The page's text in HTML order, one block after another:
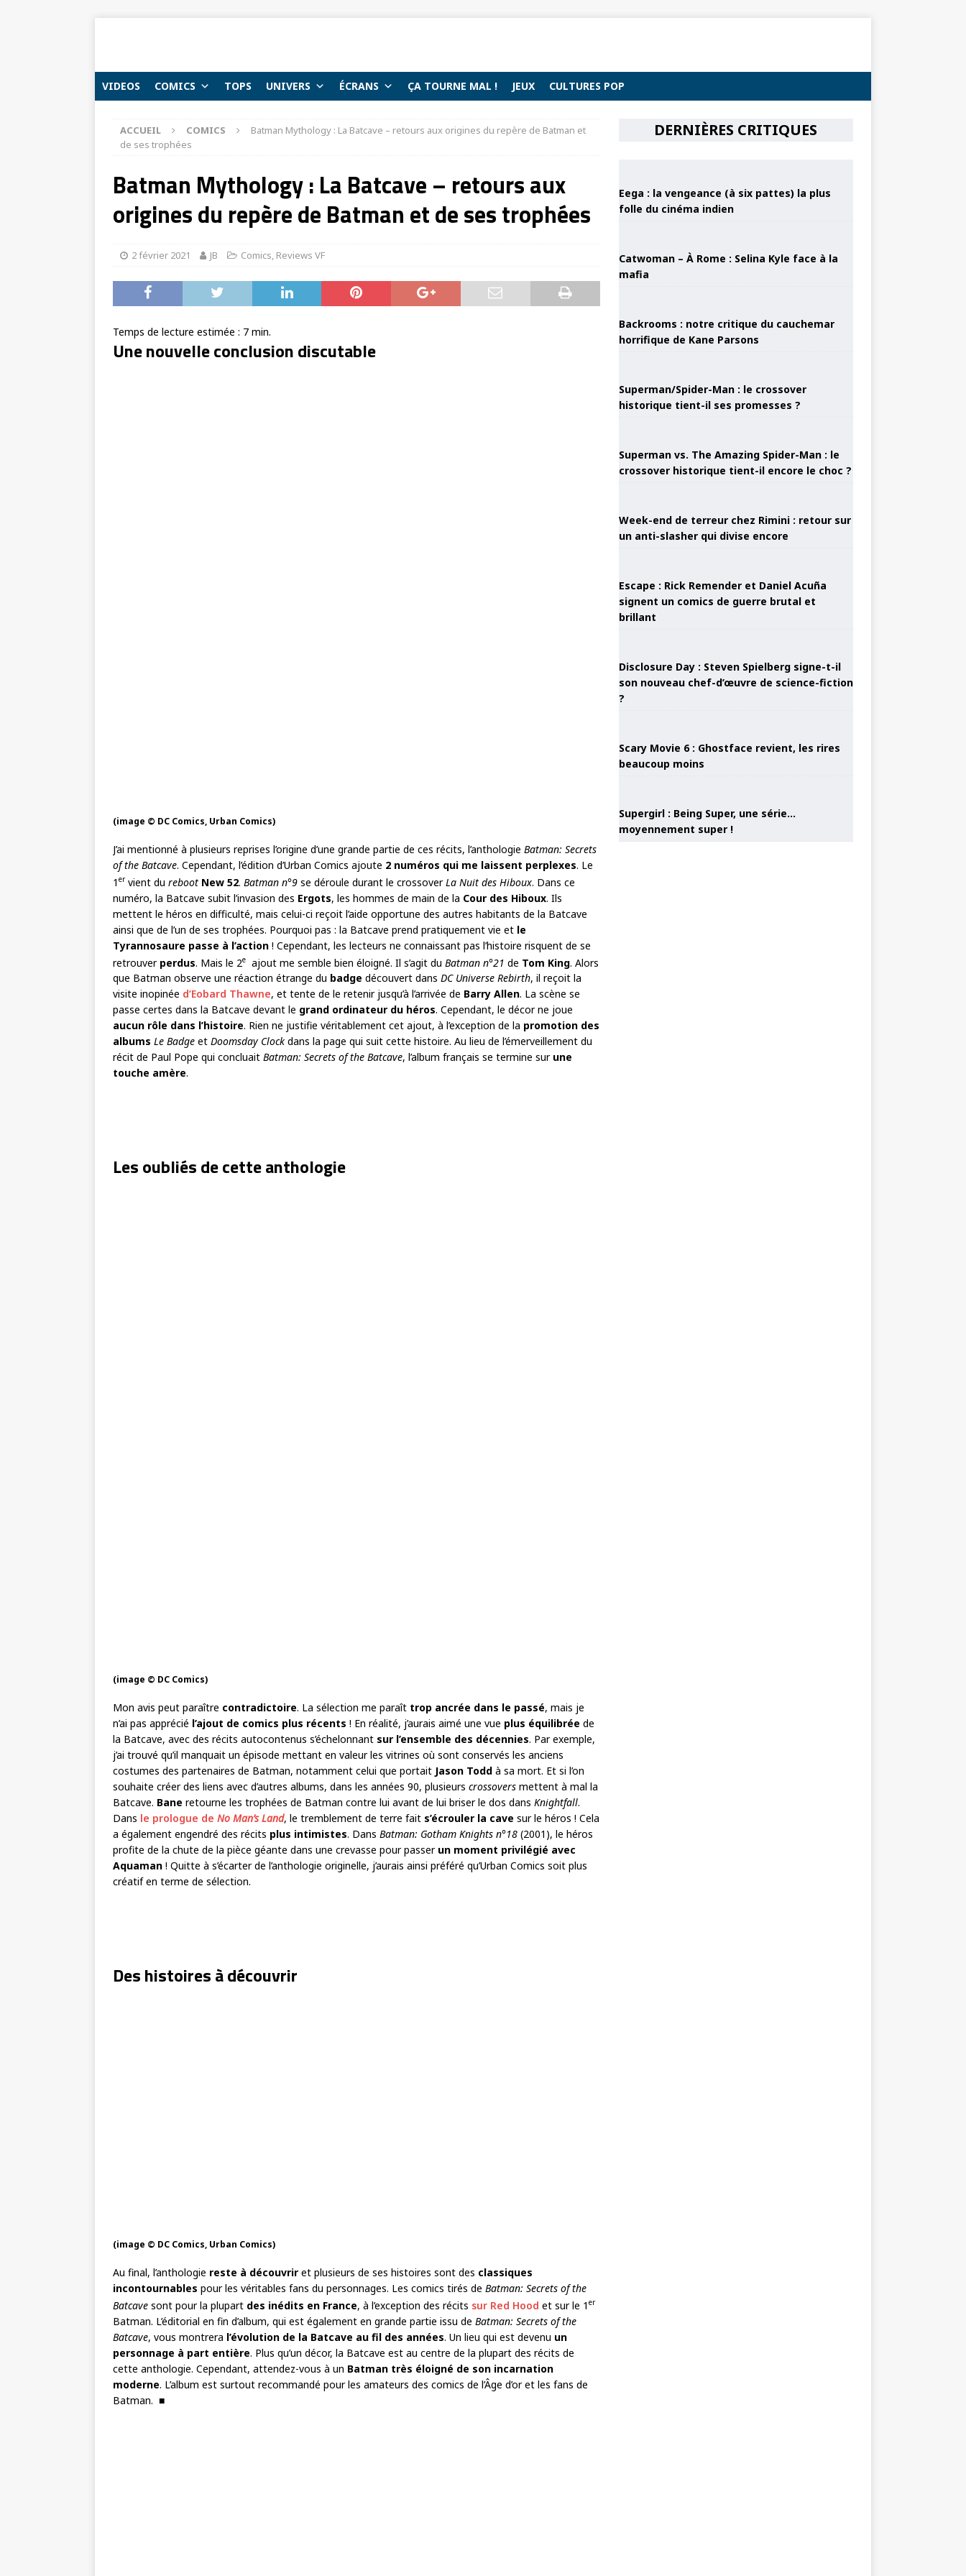
VIDEOS COMICS TOPS UNIVERS ÉCRANS ÇA TOURNE MAL ! JEUX CULTURES POP
ACCUEIL COMICS
Batman Mythology : La Batcave – retours aux origines du repère de Batman et
de ses trophées
Batman Mythology : La Batcave – retours aux
origines du repère de Batman et de ses trophées
2 février 2021 JB Comics, Reviews VF
Temps de lecture estimée : 7 min.
Une nouvelle conclusion discutable
(image © DC Comics, Urban Comics)
J’ai mentionné à plusieurs reprises l’origine d’une grande partie de ces récits, l’anthologie Batman: Secrets
of the Batcave. Cependant, l’édition d’Urban Comics ajoute 2 numéros qui me laissent perplexes. Le
1 ervient du reboot New 52. Batman n°9 se déroule durant le crossoverLa Nuit des Hiboux. Dans ce
numéro, la Batcave subit l’invasion des Ergots, les hommes de main de la Cour des Hiboux. Ils
mettent le héros en difficulté, mais celui-ci reçoit l’aide opportune des autres habitants de la Batcave
ainsi que de l’un de ses trophées. Pourquoi pas : la Batcave prend pratiquement vie et le
Tyrannosaure passe à l’action ! Cependant, les lecteurs ne connaissant pas l’histoire risquent de se
retrouver perdus. Mais le 2e ajout me semble bien éloigné. Il s’agit du Batman n°21 de Tom King. Alors
que Batman observe une réaction étrange du badge découvert dans DC Universe Rebirth, il reçoit la
visite inopinée d’Eobard Thawne, et tente de le retenir jusqu’à l’arrivée de Barry Allen. La scène se
passe certes dans la Batcave devant le grand ordinateur du héros. Cependant, le décor ne joue
aucun rôle dans l’histoire. Rien ne justifie véritablement cet ajout, à l’exception de la promotion des
albums Le Badge et Doomsday Clock dans la page qui suit cette histoire. Au lieu de l’émerveillement du
récit de Paul Pope qui concluait Batman: Secrets of the Batcave, l’album français se termine sur une
touche amère.
Les oubliés de cette anthologie
(image © DC Comics)
Mon avis peut paraître contradictoire. La sélection me paraît trop ancrée dans le passé, mais je
n’ai pas apprécié l’ajout de comics plus récents ! En réalité, j’aurais aimé une vue plus équilibrée de
la Batcave, avec des récits autocontenus s’échelonnant sur l’ensemble des décennies. Par exemple,
j’ai trouvé qu’il manquait un épisode mettant en valeur les vitrines où sont conservés les anciens
costumes des partenaires de Batman, notamment celui que portait Jason Todd à sa mort. Et si l’on
souhaite créer des liens avec d’autres albums, dans les années 90, plusieurs crossovers mettent à mal la
Batcave. Bane retourne les trophées de Batman contre lui avant de lui briser le dos dans Knightfall.
Dans le prologue de No Man’s Land, le tremblement de terre fait s’écrouler la cave sur le héros ! Cela
a également engendré des récits plus intimistes. Dans Batman: Gotham Knights n°18 (2001), le héros
profite de la chute de la pièce géante dans une crevasse pour passer un moment privilégié avec
Aquaman ! Quitte à s’écarter de l’anthologie originelle, j’aurais ainsi préféré qu’Urban Comics soit plus
créatif en terme de sélection.
Des histoires à découvrir
(image © DC Comics, Urban Comics)
Au final, l’anthologie reste à découvrir et plusieurs de ses histoires sont des classiques
incontournables pour les véritables fans du personnages. Les comics tirés de Batman: Secrets of the
Batcave sont pour la plupart des inédits en France, à l’exception des récits sur Red Hood et sur le 1 er
Batman. L’éditorial en fin d’album, qui est également en grande partie issu de Batman: Secrets of the
Batcave, vous montrera l’évolution de la Batcave au fil des années. Un lieu qui est devenu un
personnage à part entière. Plus qu’un décor, la Batcave est au centre de la plupart des récits de
cette anthologie. Cependant, attendez-vous à un Batman très éloigné de son incarnation
moderne. L’album est surtout recommandé pour les amateurs des comics de l’Âge d’or et les fans de
Batman. ■
DERNIÈRES CRITIQUES
Eega : la vengeance (à six pattes) la plus
folle du cinéma indien
Catwoman – À Rome : Selina Kyle face à la
mafia
Backrooms : notre critique du cauchemar
horrifique de Kane Parsons
Superman/Spider-Man : le crossover
historique tient-il ses promesses ?
Superman vs. The Amazing Spider-Man : le
crossover historique tient-il encore le choc ?
Week-end de terreur chez Rimini : retour sur
un anti-slasher qui divise encore
Escape : Rick Remender et Daniel Acuña
signent un comics de guerre brutal et
brillant
Disclosure Day : Steven Spielberg signe-t-il
son nouveau chef-d’œuvre de science-fiction
?
Scary Movie 6 : Ghostface revient, les rires
beaucoup moins
Supergirl : Being Super, une série…
moyennement super !